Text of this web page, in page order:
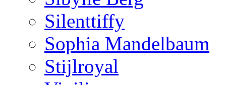
Silenttiffy
Sophia Mandelbaum
Stijlroyal